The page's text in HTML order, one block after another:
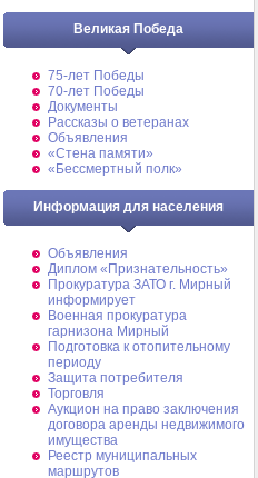
Великая Победа
75-лет Победы
70-лет Победы
Документы
Рассказы о ветеранах
Объявления
«Стена памяти»
«Бессмертный полк»
Информация для населения
Объявления
Диплом «Признательность»
Прокуратура ЗАТО г. Мирный
информирует
Военная прокуратура
гарнизона Мирный
Подготовка к отопительному
периоду
Защита потребителя
Торговля
Аукцион на право заключения
договора аренды недвижимого
имущества
Реестр муниципальных
маршрутов